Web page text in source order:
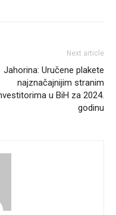
Next article
Jahorina: Uručene plakete
najznačajnijim stranim
u BiH za 2024.
godinu